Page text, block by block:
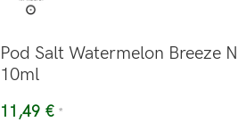
Pod Salt Watermelon Breeze
10ml
11,49 € *